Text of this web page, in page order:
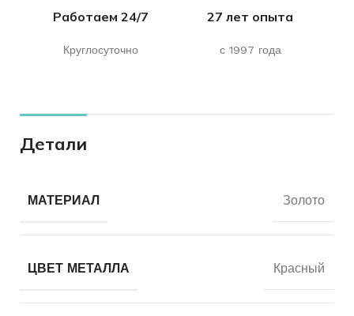
Работаем 24/7
Круглосуточно
27 лет опыта
с 1997 года
Детали
МАТЕРИАЛ Золото
ЦВЕТ МЕТАЛЛА Красный